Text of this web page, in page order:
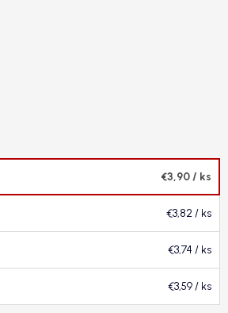
€3,90/ ks
€3,82/ ks
€3,74 / ks
€3,59/ ks